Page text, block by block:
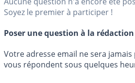
Soyez le premier à participer !
Poser une question à la rédaction
Votre adresse email ne sera
vous répondent sous quelques